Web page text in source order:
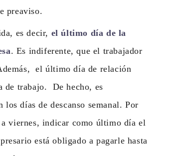
preaviso.
es decir, el último día de la
. Es indiferente, que el trabajador
el último día de relación
de trabajo. De hecho, es
días de descanso semanal. Por
viernes, indicar como último día el
está obligado a pagarle hasta